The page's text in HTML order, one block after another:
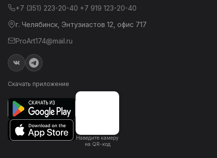
+7 (351) 223-20-40 +7 919 123-20-40
г. Челябинск, Энтузиастов 12, офис 717
ProArt174@mail.ru
Скачать приложение
Наведите камеру
на QR-код